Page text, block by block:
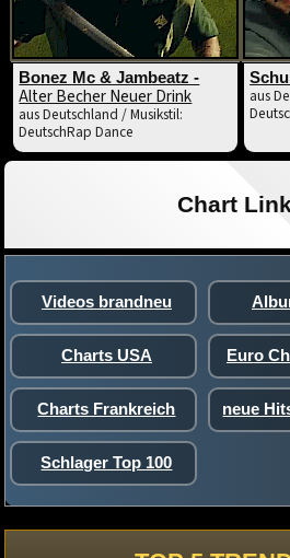
Bonez Mc & Jambeatz -
Alter Becher Neuer Drink
aus Deutschland / Musikstil:
DeutschRap Dance
aus
Chart
Videos brandneu
Charts USA Euro
Charts Frankreich neue
Schlager Top 100